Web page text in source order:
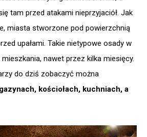
tam przed atakami nieprzyjaciół. Jak
miasta stworzone pod powierzchnią
upałami. Takie nietypowe osady w
mieszkania, nawet przez kilka miesięcy.
do dziś zobaczyć można
kościołach, kuchniach, a